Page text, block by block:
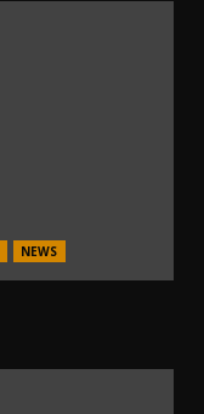
NEWS